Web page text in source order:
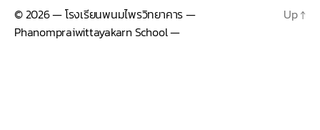
© 2026— โรงเรียนพนมไพรวิทยาคาร —
Phanompraiwittayakarn School —
Up↑